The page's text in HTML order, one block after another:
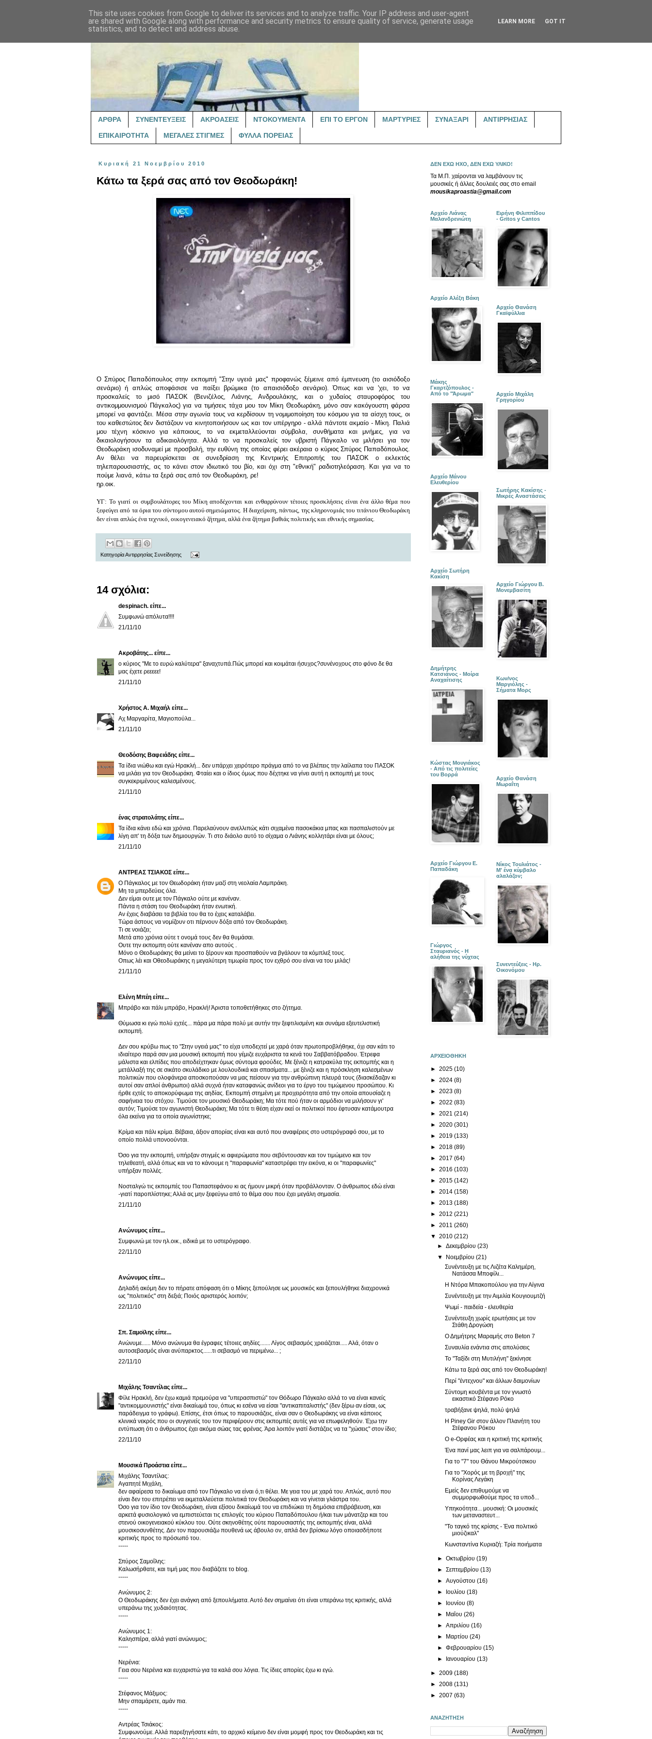
ΑΡΘΡΑ ΣΥΝΕΝΤΕΥΞΕΙΣ ΑΚΡΟΑΣΕΙΣ ΝΤΟΚΟΥΜΕΝΤΑ ΕΠΙ ΤΟ ΕΡΓΟΝ ΜΑΡΤΥΡΙΕΣ ΣΥΝΑΞΑΡΙ ΑΝΤΙΡΡΗΣΙΑΣ
ΕΠΙΚΑΙΡΟΤΗΤΑ ΜΕΓΑΛΕΣ ΣΤΙΓΜΕΣ ΦΥΛΛΑ ΠΟΡΕΙΑΣ
Κυριακή 21 Νοεμβρίου 2010
Κάτω τα ξερά σας από τον Θεοδωράκη!
Ο Σπύρος Παπαδόπουλος στην εκπομπή "Στην υγειά μας" προφανώς ξέμεινε από έμπνευση (το αισιόδοξο
σενάριο) ή απλώς αποφάσισε να παίξει βρώμικα (το απαισιόδοξο σενάριο). Όπως και να 'χει, το να
προσκαλείς το μισό ΠΑΣΟΚ (Βενιζέλος, Λιάνης, Ανδρουλάκης, και ο χυδαίος σταυροφόρος του
αντικομμουνισμού Πάγκαλος) για να τιμήσεις τάχα μου τον Μίκη Θεοδωράκη, μόνο σαν κακόγουστη φάρσα
μπορεί να φαντάζει. Μέσα στην αγωνία τους να κερδίσουν τη νομιμοποίηση του κόσμου για τα αίσχη τους, οι
του καθεστώτος δεν διστάζουν να κινητοποιήσουν ως και τον υπέργηρο - αλλά πάντοτε ακμαίο - Μίκη. Παλιά
μου τέχνη κόσκινο για κάποιους, το να εκμεταλλεύονται σύμβολα, συνθήματα και μνήμες, για να
δικαιολογήσουν τα αδικαιολόγητα. Αλλά το να προσκαλείς τον υβριστή Πάγκαλο να μιλήσει για τον
Θεοδωράκη ισοδυναμεί με προσβολή, την ευθύνη της οποίας φέρει ακέραια ο κύριος Σπύρος Παπαδόπουλος.
Αν θέλει να παρευρίσκεται σε συνεδρίαση της Κεντρικής Επιτροπής του ΠΑΣΟΚ ο εκλεκτός
τηλεπαρουσιαστής, ας το κάνει στον ιδιωτικό του βίο, και όχι στη "εθνική" ραδιοτηλεόραση. Και για να το
πούμε λιανά, κάτω τα ξερά σας από τον Θεοδωράκη, ρε!
ηρ.οικ.
ΥΓ: Το γιατί οι συμβουλάτορες του Μίκη αποδέχονται και ενθαρρύνουν τέτοιες προσκλήσεις είναι ένα άλλο θέμα που
ξεφεύγει από τα όρια του σύντομου αυτού σημειώματος. Η διαχείριση, πάντως, της κληρονομιάς του τιτάνιου Θεοδωράκη
δεν είναι απλώς ένα τεχνικό, οικογενειακό ζήτημα, αλλά ένα ζήτημα βαθιάς πολιτικής και εθνικής σημασίας.
ΚατηγορίαΑντιρρησίας Συνείδησης
14 σχόλια:
despinach. είπε...
Συμφωνώ απόλυτα!!!!
21/11/10
Ακροβάτης... είπε...
ο κύριος "Με το ευρώ καλύτερα" ξαναχτυπά.Πώς μπορεί και κοιμάται ήσυχος?συνένοχους στο φόνο δε θα
μας έχετε ρεεεεε!
21/11/10
Χρήστος Α. Μιχαήλ είπε...
Αχ Μαργαρίτα, Μαγιοπούλα...
21/11/10
Θεοδόσης Βαφειάδης είπε...
Τα ίδια νιώθω και εγώ Ηρακλή... δεν υπάρχει χειρότερο πράγμα από το να βλέπεις την λαίλαπα του ΠΑΣΟΚ
να μιλάει για τον Θεοδωράκη. Φταίει και ο ίδιος όμως που δέχτηκε να γίνει αυτή η εκπομπή με τους
συγκεκριμένους καλεσμένους.
21/11/10
ένας στρατολάτης είπε...
Τα ίδια κάνει εδώ και χρόνια. Παρελαύνουν ανελλιπώς κάτι σιχαμένα πασοκάκια μπας και πασπαλιστούν με
λίγη απ' τη δόξα των δημιουργών. Τι στο διάολο αυτό το σίχαμα ο Λιάνης κολλητάρι είναι με όλους;
21/11/10
ΑΝΤΡΕΑΣ ΤΣΙΑΚΟΣ είπε...
Ο Πάγκαλος με τον Θεωδοράκη ήταν μαζί στη νεολαία Λαμπράκη.
Μη τα μπερδεύεις όλα.
Δεν είμαι ουτε με τον Πάγκαλο ούτε με κανέναν.
Πάντα η στάση του Θεοδωράκη ήταν ενωτική.
Αν έχεις διαβάσει τα βιβλία του θα το έχεις καταλάβει.
Τώρα άστους να νομίζουν οτι πέρνουν δόξα από τον Θεοδωράκη.
Τι σε νοιάζει;
Μετά απο χρόνια ούτε τ ονομά τους δεν θα θυμάσαι.
Ουτε την εκπομπη ούτε κανέναν απο αυτούς .
Μόνο ο Θεοδωράκης θα μείνει το ξέρουν και προσπαθούν να βγάλουν τα κόμπλεξ τους.
Οπως λέι και Οθεοδωράκης η μεγαλύτερη τιμωρία προς τον εχθρό σου είναι να του μιλάς!
21/11/10
Ελένη Μπέη είπε...
Μπράβο και πάλι μπράβο, Ηρακλή! Άριστα τοποθετήθηκες στο ζήτημα.
Θύμωσα κι εγώ πολύ εχτές... πάρα μα πάρα πολύ με αυτήν την ξεφτιλισμένη και συνάμα εξευτελιστική
εκπομπή.
Δεν σου κρύβω πως το "Στην υγειά μας" το είχα υποδεχτεί με χαρά όταν πρωτοπροβλήθηκε, όχι σαν κάτι το
ιδιαίτερο παρά σαν μια μουσική εκπομπή που γέμιζε ευχάριστα τα κενά του Σαββατόβραδου. Έτρεφα
μάλιστα και ελπίδες που αποδείχτηκαν όμως σύντομα φρούδες. Με ξένιζε η κατρακύλα της εκπομπής και η
μετάλλαξή της σε σικάτο σκυλάδικο με λουλουδικά και σπασίματα... με ξένιζε και η πρόσκληση καλεσμένων
πολιτικών που ολοφάνερα αποσκοπούσαν να μας πείσουν για την ανθρώπινη πλευρά τους (διασκέδαζαν κι
αυτοί σαν απλοί άνθρωποι) αλλά συχνά ήταν καταφανώς ανίδεοι για το έργο του τιμώμενου προσώπου. Κι
ήρθε εχτές το αποκορύφωμα της αηδίας. Εκπομπή στημένη με προχειρότητα από την οποία απουσίαζε η
σαφήνεια του στόχου. Τιμούσε τον μουσικό Θεοδωράκη; Μα τότε πού ήταν οι αρμόδιοι να μιλήσουν γι'
αυτόν; Τιμούσε τον αγωνιστή Θεοδωράκη; Μα τότε τι θέση είχαν εκεί οι πολιτικοί που έφτυσαν κατάμουτρα
όλα εκείνα για τα οποία αγωνίστηκε;
Κρίμα και πάλι κρίμα. Βέβαια, άξιον απορίας είναι και αυτό που αναφέρεις στο υστερόγραφό σου, με το
οποίο πολλά υπονοούνται.
Όσο για την εκπομπή, υπήρξαν στιγμές κι αφιερώματα που σεβόντουσαν και τον τιμώμενο και τον
τηλεθεατή, αλλά όπως και να το κάνουμε η "παραφωνία" καταστρέφει την εικόνα, κι οι "παραφωνίες"
υπήρξαν πολλές.
Νοσταλγώ τις εκπομπές του Παπαστεφάνου κι ας ήμουν μικρή όταν προβάλλονταν. Ο άνθρωπος εδώ είναι
-γιατί παροπλίστηκε; Αλλά ας μην ξεφεύγω από το θέμα σου που έχει μεγάλη σημασία.
21/11/10
Ανώνυμος είπε...
Συμφωνώ με τον ηλ.οικ., ειδικά με το υστερόγραφο.
22/11/10
Ανώνυμος είπε...
Δηλαδή ακόμη δεν το πήρατε απόφαση ότι ο Μίκης ξεπούλησε ως μουσικός και ξεπουλήθηκε διαχρονικά
ως "πολιτικός" στη δεξιά; Ποιός αριστερός λοιπόν;
22/11/10
Σπ. Σαμοϊλης είπε...
Ανώνυμε...... Μόνο ανώνυμα θα έγραφες τέτοιες αηδίες....... Λίγος σεβασμός χρειάζεται..... Αλά, όταν ο
αυτοσεβασμός είναι ανύπαρκτος......τι σεβασμό να περιμένω... ;
22/11/10
Μιχάλης Τσαντίλας είπε...
Φίλε Ηρακλή, δεν έχω καμιά πρεμούρα να "υπερασπιστώ" τον Θόδωρο Πάγκαλο αλλά το να είναι κανείς
"αντικομμουνιστής" είναι δικαίωμά του, όπως κι εσένα να είσαι "αντικαπιταλιστής" (δεν ξέρω αν είσαι, ως
παράδειγμα το γράφω). Επίσης, έτσι όπως το παρουσιάζεις, είναι σαν ο Θεοδωράκης να είναι κάποιος
κλινικά νεκρός που οι συγγενείς του τον περιφέρουν στις εκπομπές αυτές για να επωφεληθούν. Έχω την
εντύπωση ότι ο άνθρωπος έχει ακόμα σώας τας φρένας. Άρα λοιπόν γιατί διστάζεις να τα "χώσεις" στον ίδιο;
22/11/10
Μουσικά Προάστια είπε...
Μιχάλης Τσαντίλας:
Αγαπητέ Μιχάλη,
δεν αφαίρεσα το δικαίωμα από τον Πάγκαλο να είναι ό,τι θέλει. Με γεια του με χαρά του. Απλώς, αυτό που
είναι δεν του επιτρέπει να εκμεταλλεύεται πολιτικά τον Θεοδωράκη και να γίνεται γλάστρα του.
Όσο για τον ίδιο τον Θεοδωράκη, είναι εξίσου δικαίωμά του να επιδιώκει τη δημόσια επιβράβευση, και
αρκετά φυσιολογικό να εμπιστεύεται τις επιλογές του κύριου Παπαδόπουλου ή/και των μάνατζερ και του
στενού οικογενειακού κύκλου του. Ούτε σκηνοθέτης ούτε παρουσιαστής της εκπομπής είναι, αλλά
μουσικοσυνθέτης. Δεν τον παρουσιάζω πουθενά ως άβουλο ον, απλά δεν βρίσκω λόγο οποιασδήποτε
κριτικής προς το πρόσωπό του.
-----
Σπύρος Σαμοΐλης:
Καλωσήρθατε, και τιμή μας που διαβάζετε το blog.
-----
Ανώνυμος 2:
Ο Θεοδωράκης δεν έχει ανάγκη από ξεπουλήματα. Αυτό δεν σημαίνει ότι είναι υπεράνω της κριτικής, αλλά
υπεράνω της χυδαιότητας.
-----
Ανώνυμος 1:
Καλησπέρα, αλλά γιατί ανώνυμος;
-----
Νερένια:
Γεια σου Νερένια και ευχαριστώ για τα καλά σου λόγια. Τις ίδιες απορίες έχω κι εγώ.
-----
Στέφανος Μάξιμος:
Μην σπαμάρετε, αμάν πια.
-----
Αντρέας Τσιάκος:
Συμφωνούμε. Αλλά παρεξηγήσατε κάτι, το αρχικό κείμενο δεν είναι μομφή προς τον Θεοδωράκη και τις
ΔΕΝ ΕΧΩ ΗΧΟ, ΔΕΝ ΕΧΩ ΥΛΙΚΟ!
Τα Μ.Π. χαίρονται να λαμβάνουν τις
μουσικές ή άλλες δουλειές σας στο email
mousikaproastia@gmail.com
Αρχείο Λιάνας
Μαλανδρενιώτη
Αρχείο Αλέξη Βάκη
Μάκης
Γκαρτζόπουλος -
Από το "Άρωμα"
Αρχείο Μάνου
Ελευθερίου
Αρχείο Σωτήρη
Κακίση
Δημήτρης
Κατσιάνος - Μοίρα
Αναχαίτισης
Κώστας Μουγιάκος
- Από τις πολιτείες
του Βορρά
Αρχείο Γιώργου Ε.
Παπαδάκη
Γιώργος
Σταυριανός - Η
αλήθεια της νύχτας
Ειρήνη Φιλιππίδου
- Gritos y Cantos
Αρχείο Θανάση
Γκαϊφύλλια
Αρχείο Μιχάλη
Γρηγορίου
Σωτήρης Κακίσης -
Μικρές Αναστάσεις
Αρχείο Γιώργου Β.
Μονεμβασίτη
Κων/νος
Μαργιόλης -
Σήματα Μορς
Αρχείο Θανάση
Μωραΐτη
Νίκος Τουλιάτος -
Μ' ένα κύμβαλο
αλαλάζον;
Συνεντεύξεις - Ηρ.
Οικονόμου
ΑΡΧΕΙΟΘΗΚΗ
► 2025 (10)
► 2024 (8)
► 2023 (8)
► 2022 (83)
► 2021 (214)
► 2020 (301)
► 2019 (133)
► 2018 (89)
► 2017 (64)
► 2016 (103)
► 2015 (142)
► 2014 (158)
► 2013 (188)
► 2012 (221)
► 2011 (260)
▼ 2010 (212)
►Δεκεμβρίου(23)
▼ Νοεμβρίου(21)
Συνέντευξη με τις Λιζέτα Καλημέρη,
Νατάσσα Μποφίλι...
Η Ντόρα Μπακοπούλου για την Αίγινα
Συνέντευξη με την Αιμιλία Κουγιουμτζή
Ψωμί - παιδεία - ελευθερία
Συνέντευξη χωρίς ερωτήσεις με τον
Στάθη Δρογώση
Ο Δημήτρης Μαραμής στο Beton 7
Συναυλία ενάντια στις απολύσεις
Το "Ταξίδι στη Μυτιλήνη" ξεκίνησε
Κάτω τα ξερά σας από τον Θεοδωράκη!
Περί "έντεχνου" και άλλων δαιμονίων
Σύντομη κουβέντα με τον γνωστό
εικαστικό Στέφανο Ρόκο
τραβήξανε ψηλά, πολύ ψηλά
Η Piney Gir στον άλλον Πλανήτη του
Στέφανου Ρόκου
Ο e-Ορφέας και η κριτική της κριτικής
Ένα πανί μας λειπ για να σαλπάρουμ...
Για το "7" του Θάνου Μικρούτσικου
Για το "Χορός με τη βροχή" της
Κορίνας Λεγάκη
Εμείς δεν επιθυμούμε να
συμμορφωθούμε προς τα υποδ...
Υπηκοότητα... μουσική: Οι μουσικές
των μεταναστευτ...
"Το ταγκό της κρίσης - Ένα πολιτικό
μιούζικαλ"
Κωνσταντίνα Κυριαζή: Τρία ποιήματα
►Οκτωβρίου(19)
►Σεπτεμβρίου(13)
►Αυγούστου(16)
► Ιουλίου(18)
► Ιουνίου(8)
► Μαΐου(26)
►Απριλίου(16)
► Μαρτίου(24)
►Φεβρουαρίου(15)
► Ιανουαρίου(13)
► 2009 (188)
► 2008 (131)
► 2007 (63)
ΑΝΑΖΗΤΗΣΗ
This site uses cookies from Google to deliver its services and to analyze traffic. Your IP address and user-agent
are shared with Google along with performance and security metrics to ensure quality of service, generate usage
statistics, and to detect and address abuse.
LEARN MORE GOT IT